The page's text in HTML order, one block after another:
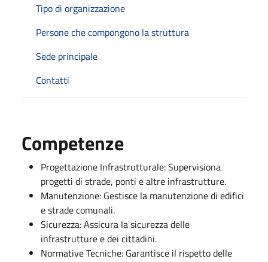
Tipo di organizzazione
Persone che compongono la struttura
Sede principale
Contatti
Competenze
Progettazione Infrastrutturale: Supervisiona
progetti di strade, ponti e altre infrastrutture.
Manutenzione: Gestisce la manutenzione di edifici
e strade comunali.
Sicurezza: Assicura la sicurezza delle
infrastrutture e dei cittadini.
Normative Tecniche: Garantisce il rispetto delle